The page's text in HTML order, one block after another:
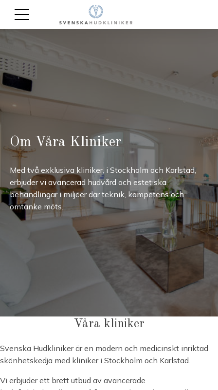
Om Våra Kliniker
Med två exklusiva kliniker, i Stockholm och Karlstad,
erbjuder vi avancerad hudvård och estetiska
behandlingar i miljöer där teknik, kompetens och
omtanke möts.
Våra kliniker
Svenska Hudkliniker är en modern och medicinskt inriktad
skönhetskedja med kliniker i Stockholm och Karlstad.
Vi erbjuder ett brett utbud av avancerade